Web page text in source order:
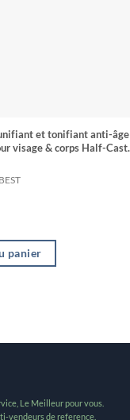
et tonifiant anti-âge
visage & corps Half-Cast
7 Jours
panier
Le Meilleur pour vous.
vendeurs de reference.